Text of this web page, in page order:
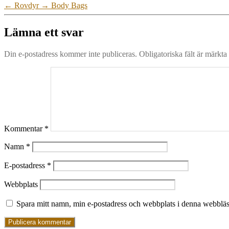
← Rovdyr → Body Bags
Lämna ett svar
Din e-postadress kommer inte publiceras. Obligatoriska fält är märkta
Kommentar *
Namn *
E-postadress *
Webbplats
Spara mitt namn, min e-postadress och webbplats i denna